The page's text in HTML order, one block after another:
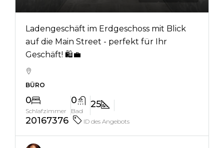
Ladengeschäft im Erdgeschoss mit Blick
auf die Main Street - perfekt für Ihr
Geschäft! 🛍️💼
BÜRO
0
Schlafzimmer
0
Bad
25
20167376
ID des Angebots